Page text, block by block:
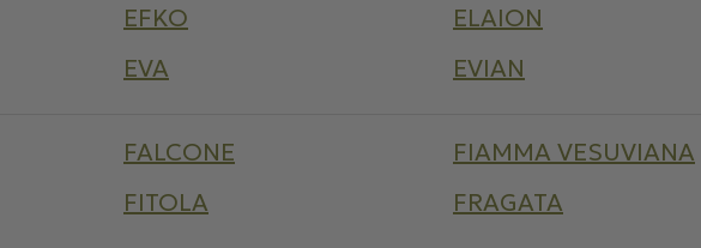
EFKO ELAION
EVA EVIAN
FALCONE FIAMMA VESUVIANA
FITOLA FRAGATA